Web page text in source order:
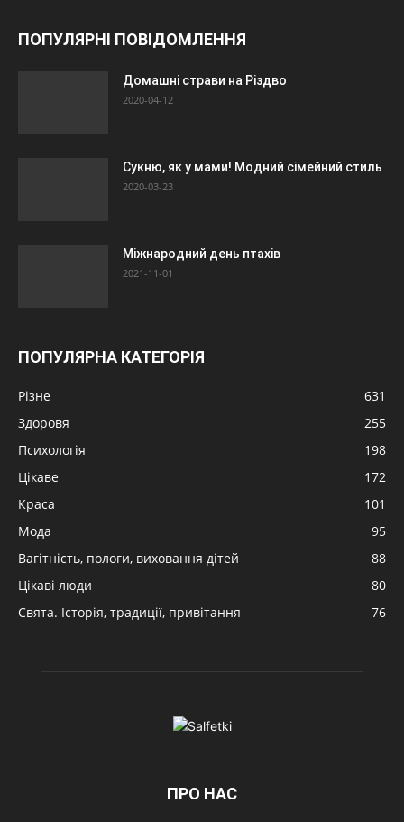
ПОПУЛЯРНІ ПОВІДОМЛЕННЯ
Домашні страви на Різдво
2020-04-12
Сукню, як у мами! Модний сімейний стиль
2020-03-23
Міжнародний день птахів
2021-11-01
ПОПУЛЯРНА КАТЕГОРІЯ
Різне
631
Здоровя
255
Психологія
198
Цікаве
172
Краса
101
Мода
95
Вагітність, пологи, виховання дітей
88
Цікаві люди
80
Свята. Історія, традиції, привітання
76
ПРО НАС